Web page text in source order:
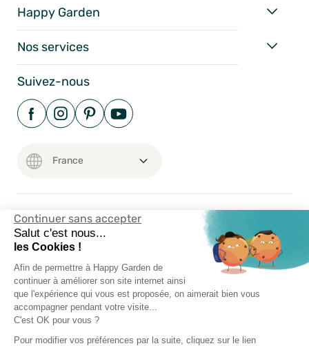
Continuer sans accepter
Salut c'est nous...
les Cookies !
Afin de permettre à Happy Garden de
continuer à améliorer son site internet ainsi
que l'expérience qui vous est proposée, on aimerait bien vous
accompagner pendant votre visite...
C'est OK pour vous ?
Pour modifier vos préférences par la suite, cliquez sur le lien
Happy Garden
Nos services
Suivez-nous
Mentions Légales
Conditions Générales
Vie Privée
Happy-Garden.fr - Allstore SAS Copyright 2024